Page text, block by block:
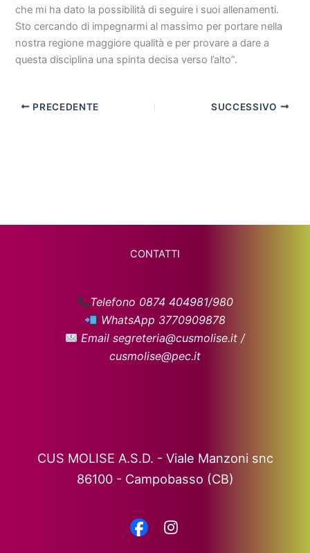
che mi ha dato la possibilità di seguire i suoi allenamenti.
Sto cercando di impegnarmi al massimo per portare nella
nostra regione maggiore qualità e per provare a dare a
questa disciplina una spinta decisa verso l’alto”.
PRECEDENTE SUCCESSIVO
CONTATTI
Telefono 0874 404981/980
WhatsApp 3770909878
Email segreteria@cusmolise.it /
cusmolise@pec.it
CUS MOLISE A.S.D. - Viale Manzoni snc
86100 - Campobasso (CB)